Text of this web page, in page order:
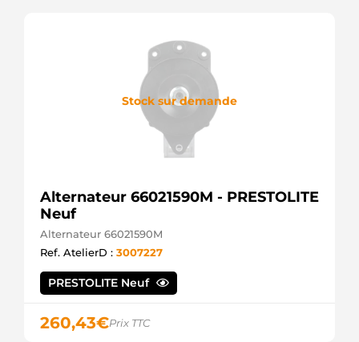
Stock sur demande
Alternateur 66021590M - PRESTOLITE
Neuf
Alternateur 66021590M
Ref. AtelierD : 3007227
PRESTOLITE Neuf
260,43€Prix TTC